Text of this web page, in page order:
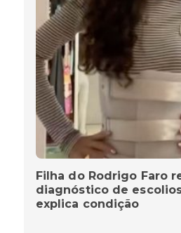
Filha do Rodrigo Faro
diagnóstico de
explica condição